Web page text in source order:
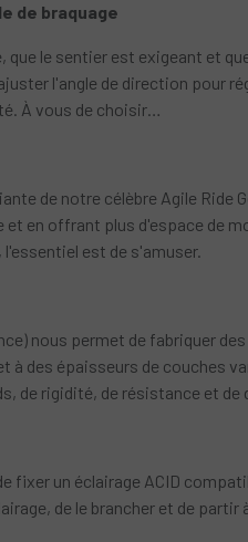
de braquage
le sentier est exigeant et
l'angle de direction pour
À vous de choisir…
de notre célèbre Agile
et en offrant plus d'espace de
est de s'amuser.
nous permet de fabriquer
à des épaisseurs de couches
de rigidité, de résistance et de
fixer un éclairage ACID
de le brancher et de